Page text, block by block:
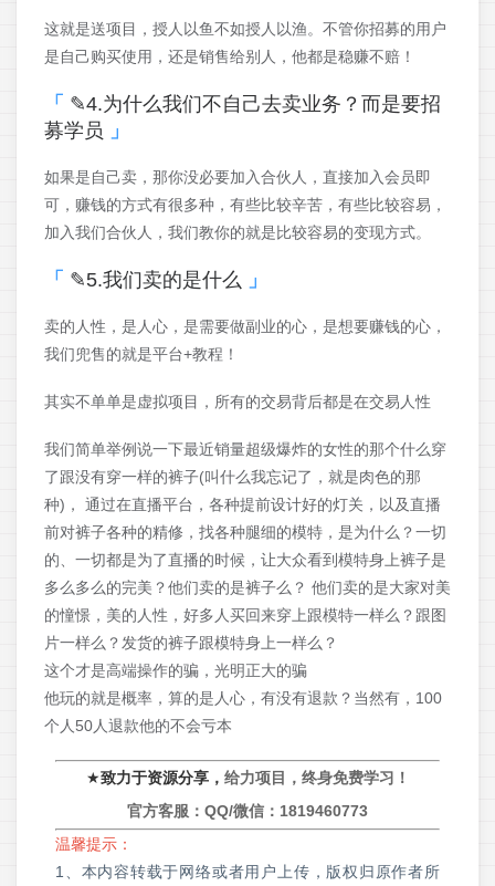
这就是送项目，授人以鱼不如授人以渔。不管你招募的用户
是自己购买使用，还是销售给别人，他都是稳赚不赔！
✎4.为什么我们不自己去卖业务？而是要招
募学员
如果是自己卖，那你没必要加入合伙人，直接加入会员即
可，赚钱的方式有很多种，有些比较辛苦，有些比较容易，
加入我们合伙人，我们教你的就是比较容易的变现方式。
✎5.我们卖的是什么
卖的人性，是人心，是需要做副业的心，是想要赚钱的心，
我们兜售的就是平台+教程！
其实不单单是虚拟项目，所有的交易背后都是在交易人性
我们简单举例说一下最近销量超级爆炸的女性的那个什么穿
了跟没有穿一样的裤子(叫什么我忘记了，就是肉色的那
种)， 通过在直播平台，各种提前设计好的灯关，以及直播
前对裤子各种的精修，找各种腿细的模特，是为什么？一切
的、一切都是为了直播的时候，让大众看到模特身上裤子是
多么多么的完美？他们卖的是裤子么？ 他们卖的是大家对美
的憧憬，美的人性，好多人买回来穿上跟模特一样么？跟图
片一样么？发货的裤子跟模特身上一样么？
这个才是高端操作的骗，光明正大的骗
他玩的就是概率，算的是人心，有没有退款？当然有，100
个人50人退款他的不会亏本
★致力于资源分享， 给力项目，终身免费学习！
官方客服：QQ/微信： 1819460773
温馨提示：
1、本内容转载于网络或者用户上传，版权归原作者所